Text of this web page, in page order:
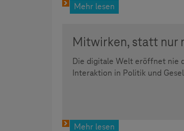
Mehr lesen
Mitwirken, statt nur
Die digitale Welt eröffnet nie
Interaktion in Politik und
Mehr lesen